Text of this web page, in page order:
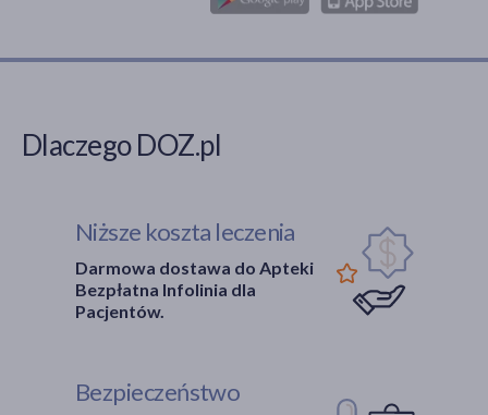
Dlaczego DOZ.pl
Niższe koszta leczenia
Darmowa dostawa do Apteki
Bezpłatna Infolinia dla
Pacjentów.
Bezpieczeństwo